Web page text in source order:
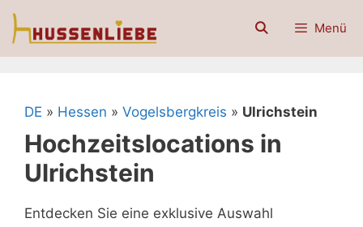
Zum
Inhalt
Menü
DE » Hessen » Vogelsbergkreis » Ulrichstein
Hochzeitslocations in
Ulrichstein
Entdecken Sie eine exklusive Auswahl